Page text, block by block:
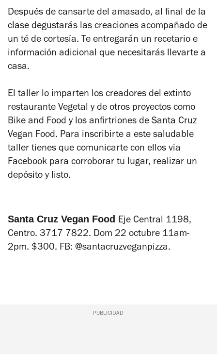
Después de cansarte del amasado, al final de la
clase degustarás las creaciones acompañado de
un té de cortesía. Te entregarán un recetario e
información adicional que necesitarás llevarte a
casa.
El taller lo imparten los creadores del extinto
restaurante Vegetal y de otros proyectos como
Bike and Food y los anfirtriones de Santa Cruz
Vegan Food. Para inscribirte a este saludable
taller tienes que comunicarte con ellos vía
Facebook para corroborar tu lugar, realizar un
depósito y listo.
Santa Cruz Vegan Food Eje Central 1198,
Centro. 3717 7822. Dom 22 octubre 11am-
2pm. $300. FB: @santacruzveganpizza.
PUBLICIDAD